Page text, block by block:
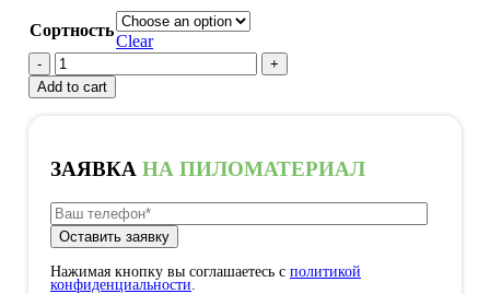
Сортность
Clear
Брусок
45х45х3
quantity
Add to cart
ЗАЯВКА НА ПИЛОМАТЕРИАЛ
Нажимая кнопку вы соглашаетесь с политикой
конфиденциальности.